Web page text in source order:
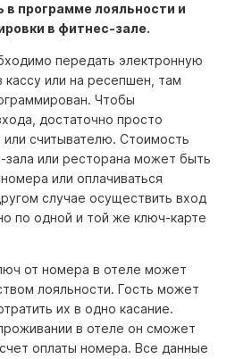
в программе лояльности и
в фитнес-зале.
передать электронную
кассу или на ресепшен, там
Чтобы
достаточно просто
или считывателю. Стоимость
зала или ресторана может быть
или оплачиваться
случае осуществить вход
по одной и той же ключ-карте
от номера в отеле может
лояльности. Гость может
их в одно касание.
в отеле он сможет
оплаты номера. Все данные